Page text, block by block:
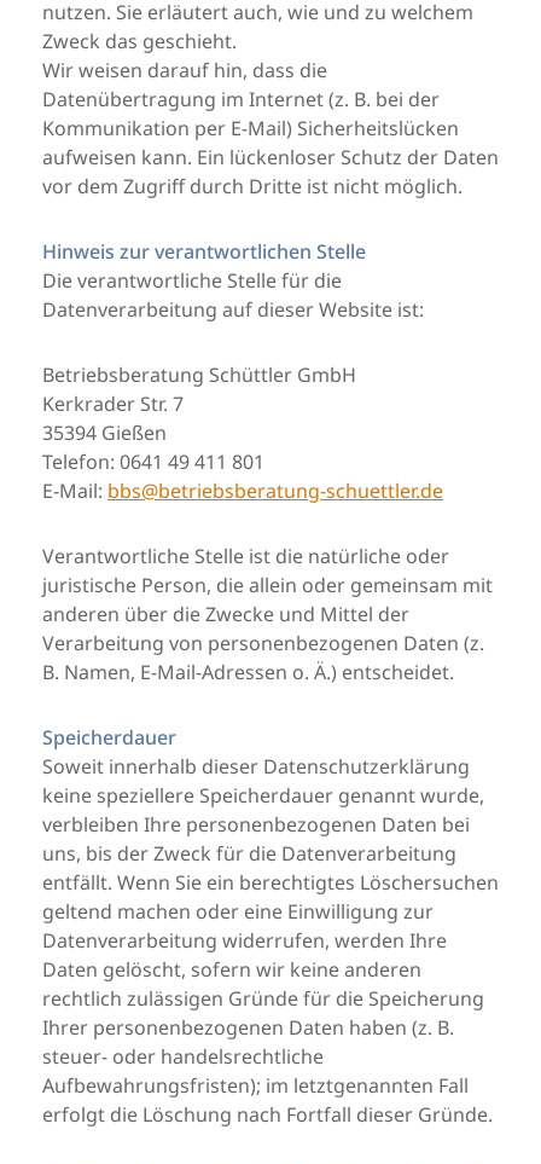
nutzen. Sie erläutert auch, wie und zu welchem
Zweck das geschieht.
Wir weisen darauf hin, dass die
Datenübertragung im Internet (z. B. bei der
Kommunikation per E-Mail) Sicherheitslücken
aufweisen kann. Ein lückenloser Schutz der Daten
vor dem Zugriff durch Dritte ist nicht möglich.
Hinweis zur verantwortlichen Stelle
Die verantwortliche Stelle für die
Datenverarbeitung auf dieser Website ist:
Betriebsberatung Schüttler GmbH
Kerkrader Str. 7
35394 Gießen
Telefon: 0641 49 411 801
E-Mail: bbs@betriebsberatung-schuettler.de
Verantwortliche Stelle ist die natürliche oder
juristische Person, die allein oder gemeinsam mit
anderen über die Zwecke und Mittel der
Verarbeitung von personenbezogenen Daten (z.
B. Namen, E-Mail-Adressen o. Ä.) entscheidet.
Speicherdauer
Soweit innerhalb dieser Datenschutzerklärung
keine speziellere Speicherdauer genannt wurde,
verbleiben Ihre personenbezogenen Daten bei
uns, bis der Zweck für die Datenverarbeitung
entfällt. Wenn Sie ein berechtigtes Löschersuchen
geltend machen oder eine Einwilligung zur
Datenverarbeitung widerrufen, werden Ihre
Daten gelöscht, sofern wir keine anderen
rechtlich zulässigen Gründe für die Speicherung
Ihrer personenbezogenen Daten haben (z. B.
steuer- oder handelsrechtliche
Aufbewahrungsfristen); im letztgenannten Fall
erfolgt die Löschung nach Fortfall dieser Gründe.